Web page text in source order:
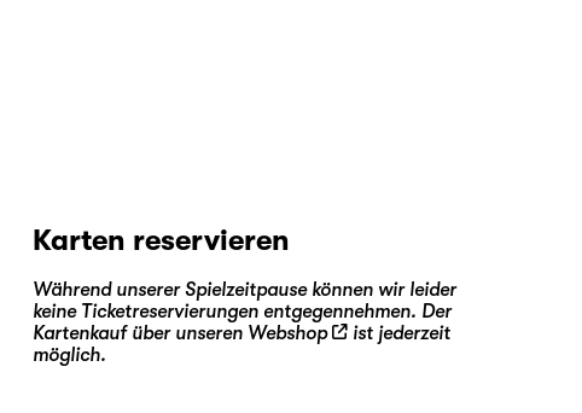
Karten reservieren
Während unserer Spielzeitpause können wir leider
keine Ticketreservierungen entgegennehmen. Der
Kartenkauf über unseren Webshop
ist jederzeit
möglich.